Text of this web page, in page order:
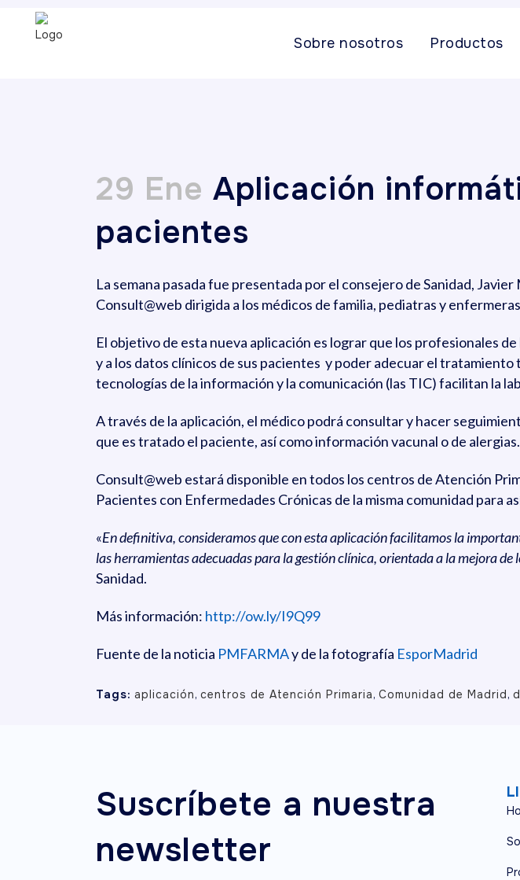
Sobre nosotros Productos
29 Ene Aplicación
pacientes
La semana pasada fue presentada por el consejero de Sanidad,
Consult@web dirigida a los médicos de familia, pediatras y
El objetivo de esta nueva aplicación es lograr que los profesionales
y a los datos clínicos de sus pacientes y poder adecuar el
tecnologías de la información y la comunicación (las TIC) facilitan la
A través de la aplicación, el médico podrá consultar y hacer
que es tratado el paciente, así como información vacunal o de alergias.
Consult@web estará disponible en todos los centros de Atención
Pacientes con Enfermedades Crónicas de la misma comunidad para
«En definitiva, consideramos que con esta aplicación facilitamos la
las herramientas adecuadas para la gestión clínica, orientada a la mejora de
Sanidad.
Más información: http://ow.ly/I9Q99
Fuente de la noticia PMFARMAy de la fotografía EsporMadrid
Tags: aplicación, centros de Atención Primaria, Comunidad de Madrid,
Suscríbete a nuestra
newsletter